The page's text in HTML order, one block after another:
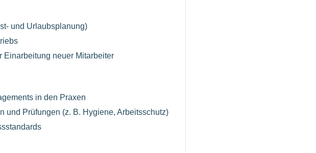
und Urlaubsplanung)
neuer Mitarbeiter
in den Praxen
und Prüfungen (z. B. Hygiene, Arbeitsschutz)